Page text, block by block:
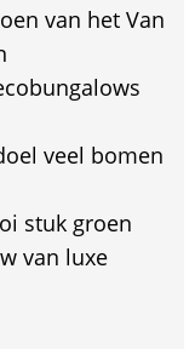
van het Van
veel bomen
stuk groen
van luxe